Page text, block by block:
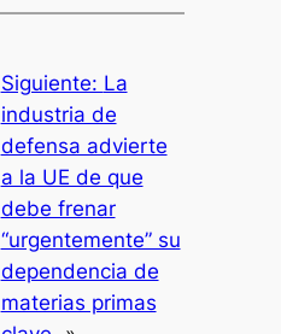
Siguiente: La
industria de
defensa advierte
a la UE de que
debe frenar
“urgentemente” su
dependencia de
materias primas